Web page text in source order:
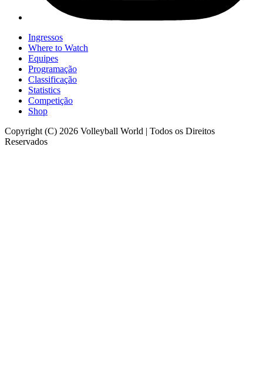
Ingressos
Where to Watch
Equipes
Programação
Classificação
Statistics
Competição
Shop
Copyright (C) 2026 Volleyball World | Todos os Direitos
Reservados